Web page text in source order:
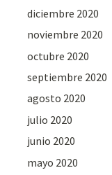
diciembre 2020
noviembre 2020
octubre 2020
septiembre 2020
agosto 2020
julio 2020
junio 2020
mayo 2020